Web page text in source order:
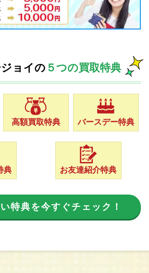
ョイの ５つの買取特典
高額買取特典 バースデー特典
典 お友達紹介特典
特典を今すぐチェック！